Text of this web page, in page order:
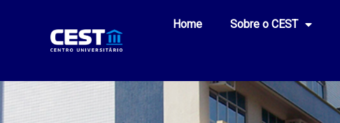
Home Sobre o CEST